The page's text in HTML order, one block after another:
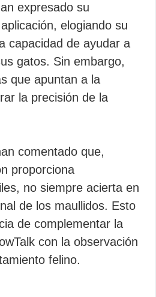
expresado su
elogiando su
capacidad de ayudar a
gatos. Sin embargo,
que apuntan a la
la precisión de la
comentado que,
proporciona
no siempre acierta en
de los maullidos. Esto
de complementar la
con la observación
felino.